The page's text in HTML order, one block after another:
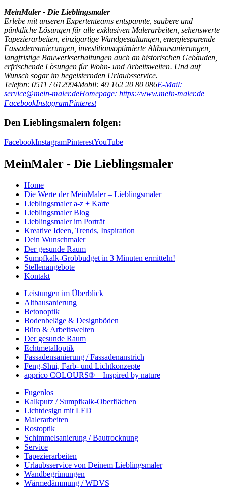
MeinMaler - Die Lieblingsmaler
Erlebe mit unseren Expertenteams entspannte, saubere und
pünktliche Lösungen für alle exklusiven Malerarbeiten, sehenswerte
Tapezierarbeiten, einzigartige Wandgestaltungen, energiesparende
Fassadensanierungen, investitionsoptimierte Altbausanierungen,
langfristige Bauwerkserhaltungen auch an historischen Gebäuden,
erfrischende Lösungen für Wohn- und Arbeitswelten. Und auf
Wunsch sogar im begeisternden Urlaubsservice.
Telefon: 0511 / 612994Mobil: 49 162 20 80 086E-Mail:
service@mein-maler.deHomepage: https://www.mein-maler.de
FacebookInstagramPinterest
Den Lieblingsmalern folgen:
FacebookInstagramPinterestYouTube
MeinMaler - Die Lieblingsmaler
Home
Die Werte der MeinMaler – Lieblingsmaler
Lieblingsmaler a-z + Karte
Lieblingsmaler Blog
Lieblingsmaler im Porträt
Kreative Ideen, Trends, Inspiration
Dein Wunschmaler
Der gesunde Raum
Sumpfkalk-Grobbudget in 3 Minuten ermitteln!
Stellenangebote
Kontakt
Leistungen im Überblick
Altbausanierung
Betonoptik
Bodenbeläge & Designböden
Büro & Arbeitswelten
Der gesunde Raum
Echtmetalloptik
Fassadensanierung / Fassadenanstrich
Feng-Shui, Farb- und Lichtkonzepte
apprico COLOURS® – Inspired by nature
Fugenlos
Kalkputz / Sumpfkalk-Oberflächen
Lichtdesign mit LED
Malerarbeiten
Rostoptik
Schimmelsanierung / Bautrocknung
Service
Tapezierarbeiten
Urlaubsservice von Deinem Lieblingsmaler
Wandbegrünungen
Wärmedämmung / WDVS